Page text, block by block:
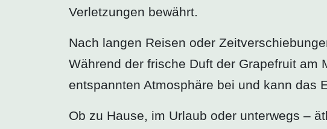
Verletzungen bewährt.
Nach langen Reisen oder
Während der frische Duft der Grapefruit am
entspannten Atmosphäre bei und kann das
Ob zu Hause, im Urlaub oder unterwegs –